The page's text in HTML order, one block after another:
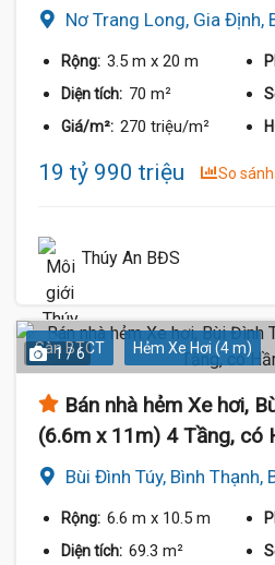
Nơ Trang Long, Gia Định,
Rộng: 3.5 m x 20 m
Diện tích: 70 m²
Giá/m²: 270 triệu/m²
19 tỷ 990 triệu So sánh
Thúy An BĐS
Sàn BTCT Hẻm Xe Hơi (4 m)
1 / 6
Bán nhà hẻm Xe hơi,
(6.6m x 11m) 4 Tầng, có
Bùi Đình Túy, Bình Thạnh,
Rộng: 6.6 m x 10.5 m
Diện tích: 69.3 m²